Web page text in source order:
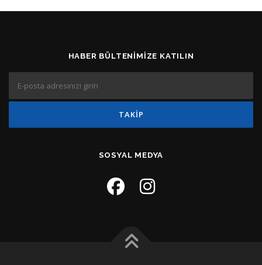
HABER BÜLTENIMIZE KATILIN
SOSYAL MEDYA